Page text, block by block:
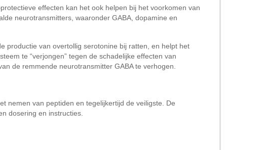
effecten kan het ook helpen bij het voorkomen van
neurotransmitters, waaronder GABA, dopamine en
productie van overtollig serotonine bij ratten, en helpt het
te “verjongen” tegen de schadelijke effecten van
de remmende neurotransmitter GABA te verhogen.
nemen van peptiden en tegelijkertijd de veiligste. De
dosering en instructies.